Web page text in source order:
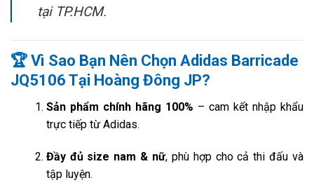
tại TP.HCM.
🏆 Vì Sao Bạn Nên Chọn Adidas Barricade
JQ5106 Tại Hoàng Đông JP?
Sản phẩm chính hãng 100% – cam kết nhập khẩu
trực tiếp từ Adidas.
Đầy đủ size nam & nữ, phù hợp cho cả thi đấu và
tập luyện.